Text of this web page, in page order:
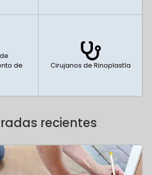
de
Cirujanos de Rinoplastía
recientes